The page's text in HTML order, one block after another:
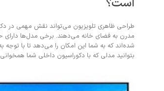
طراحی ظاهری تلویزیون می‌تواند نقش مهمی در
مدرن به فضای خانه می‌دهند. برخی مدل‌ها دارای
شده‌اند که به شما این امکان را می‌دهد تا با
بتوانید مدلی که با دکوراسیون داخلی شما همخوانی